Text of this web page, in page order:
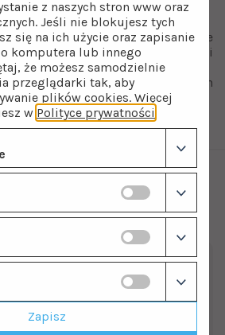
75 GPD:
polipropylenowy: wstępne
zatrzymywanie substancji
liniowy: poprawia smak i zapach
Osmotec/Vontron 75 GPD
z naszych stron www oraz
Jeśli nie blokujesz tych
się na ich użycie oraz zapisanie
komputera lub innego
że możesz samodzielnie
przeglądarki tak, aby
plików cookies. Więcej
w Polityce prywatności
Zapisz